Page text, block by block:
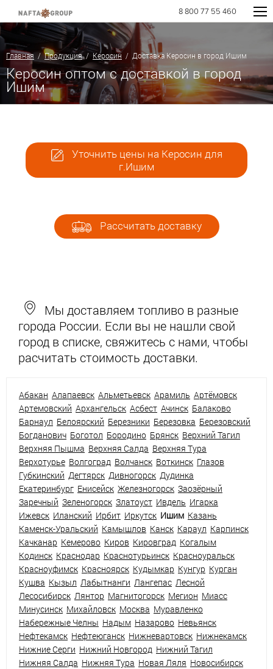
8 800 77 55 460
Главная /Продукция/ Керосин / Доставка Керосин в город Ишим
Керосин оптом с доставкой в город
Ишим
Уточнить цены на Керосин для
г.Ишим
Рассчитать доставку
Мы доставляем топливо в разные
города России. Если вы не нашли свой
город в списке, свяжитесь с нами, чтобы
расчитать стоимость доставки.
Абакан Алапаевск Альметьевск Арамиль Артёмовск
Артемовский Архангельск Асбест Ачинск Балаково
Барнаул Белоярский Березники Березовка Березовский
Богданович Боготол Бородино Брянск Верхний Тагил
Верхняя Пышма Верхняя Салда Верхняя Тура
Верхотурье Волгоград Волчанск Воткинск Глазов
Губкинский Дегтярск Дивногорск Дудинка
Екатеринбург Енисейск Железногорск Заозёрный
Заречный Зеленогорск Златоуст Ивдель Игарка
Ижевск Иланский Ирбит Иркутск Ишим Казань
Каменск-Уральский Камышлов Канск Караул Карпинск
Качканар Кемерово Киров Кировград Когалым
Кодинск Краснодар Краснотурьинск Красноуральск
Красноуфимск Красноярск Кудымкар Кунгур Курган
Кушва Кызыл Лабытнанги Лангепас Лесной
Лесосибирск Лянтор Магнитогорск Мегион Миасс
Минусинск Михайловск Москва Муравленко
Набережные Челны Надым Назарово Невьянск
Нефтекамск Нефтеюганск Нижневартовск Нижнекамск
Нижние Серги Нижний Новгород Нижний Тагил
Нижняя Салда Нижняя Тура Новая Ляля Новосибирск